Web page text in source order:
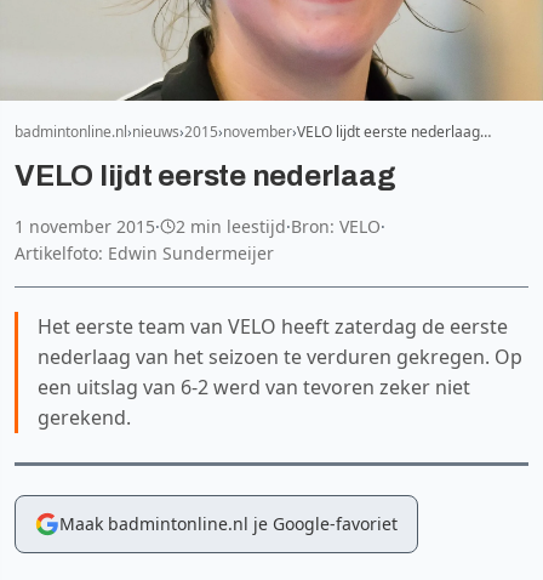
badmintonline.nl nieuws 2015 november VELO lijdt eerste nederlaag…
VELO lijdt eerste nederlaag
1 november 2015· 2 min leestijd·Bron: VELO·
Artikelfoto: Edwin Sundermeijer
Het eerste team van VELO heeft zaterdag de eerste
nederlaag van het seizoen te verduren gekregen. Op
een uitslag van 6-2 werd van tevoren zeker niet
gerekend.
Maak badmintonline.nl je Google-favoriet